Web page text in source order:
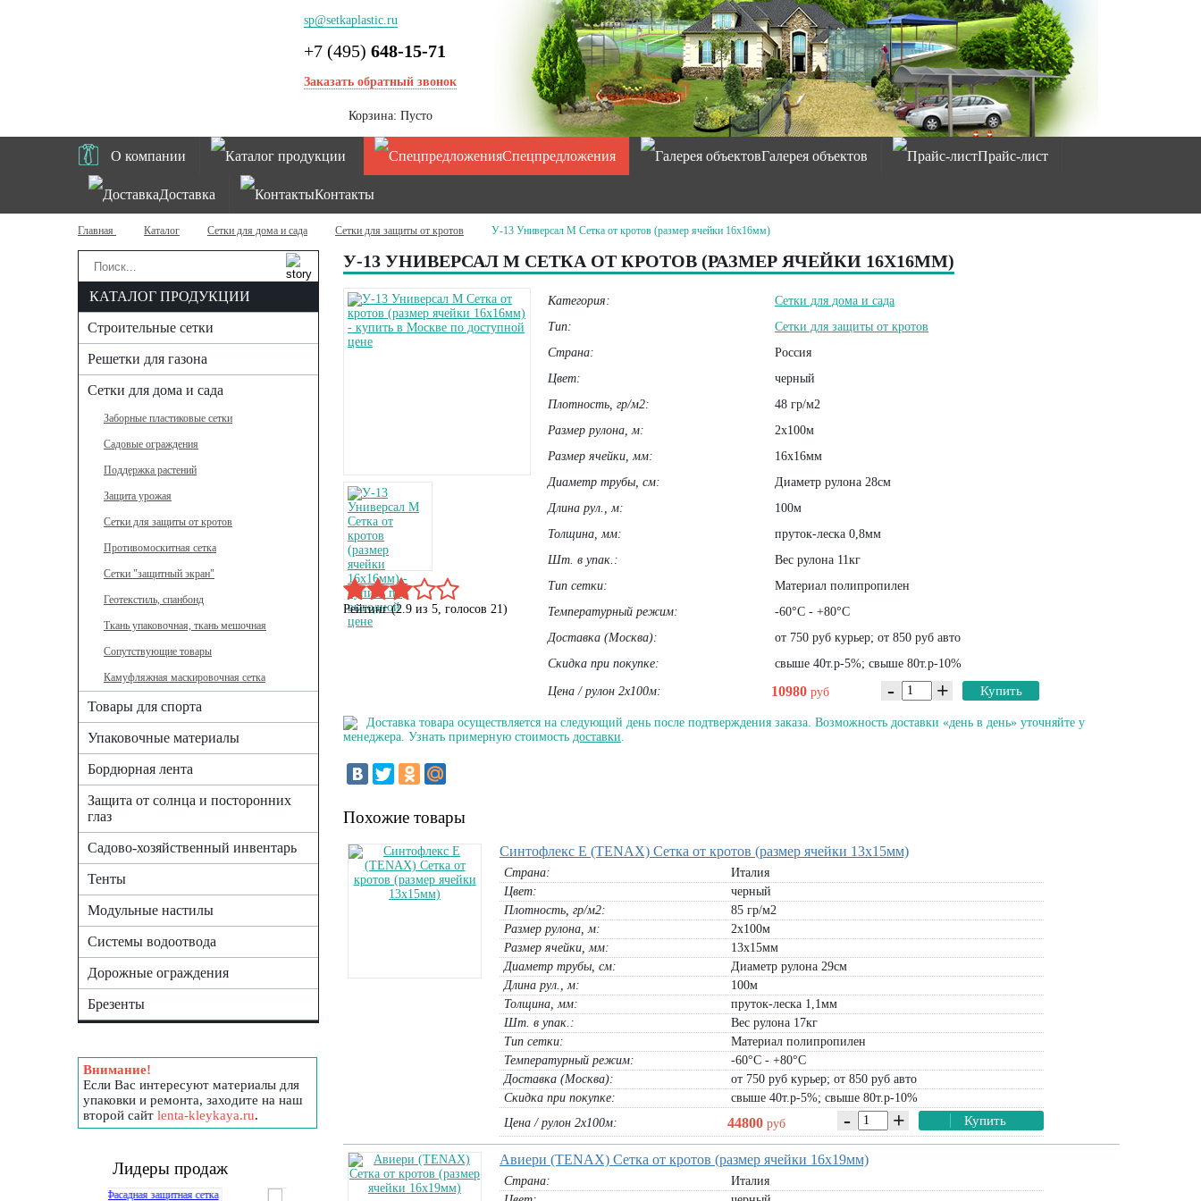
sp@setkaplastic.ru
+7 (495) 648-15-71
Заказать обратный звонок
Корзина: Пусто
О компании Каталог продукции Спецпредложения Галерея объектов Прайс-лист
Доставка Контакты
Главная Каталог Сетки для дома и сада Сетки для защиты от кротов У-13 Универсал М Сетка от кротов (размер ячейки 16х16мм)
У-13 УНИВЕРСАЛ М СЕТКА ОТ КРОТОВ (РАЗМЕР ЯЧЕЙКИ 16Х16ММ)
КАТАЛОГ ПРОДУКЦИИ
Строительные сетки
Решетки для газона
Сетки для дома и сада
Заборные пластиковые сетки
Садовые ограждения
Поддержка растений
Защита урожая
Сетки для защиты от кротов
Противомоскитная сетка
Сетки "защитный экран"
Геотекстиль, спанбонд
Ткань упаковочная, ткань мешочная
Сопутствующие товары
Камуфляжная маскировочная сетка
Товары для спорта
Упаковочные материалы
Бордюрная лента
Защита от солнца и посторонних
глаз
Садово-хозяйственный инвентарь
Тенты
Модульные настилы
Системы водоотвода
Дорожные ограждения
Брезенты
Внимание!
Если Вас интересуют материалы для
упаковки и ремонта, заходите на наш
второй сайт lenta-kleykaya.ru.
Лидеры продаж
А-40
Рейтинг (2.9 из 5, голосов 21)
Категория:
Сетки для дома и сада
Тип:
Сетки для защиты от кротов
Страна:
Россия
Цвет:
черный
Плотность, гр/м2:
48 гр/м2
Размер рулона, м:
2х100м
Размер ячейки, мм:
16х16мм
Диаметр трубы, cм:
Диаметр рулона 28см
Длина рул., м:
100м
Толщина, мм:
пруток-леска 0,8мм
Шт. в упак.:
Вес рулона 11кг
Тип сетки:
Материал полипропилен
Температурный режим:
-60°С - +80°С
Доставка (Москва):
от 750 руб курьер; от 850 руб авто
Скидка при покупке:
свыше 40т.р-5%; свыше 80т.р-10%
Цена / рулон 2х100м: 10980 руб - + Купить
Доставка товара осуществляется на следующий день после подтверждения заказа. Возможность доставки «день в день» уточняйте у
менеджера. Узнать примерную стоимость доставки.
Похожие товары
Cинтофлекс Е (TENAX) Сетка от кротов (размер ячейки 13х15мм)
Страна:
Италия
Цвет:
черный
Плотность, гр/м2:
85 гр/м2
Размер рулона, м:
2х100м
Размер ячейки, мм:
13х15мм
Диаметр трубы, cм:
Диаметр рулона 29см
Длина рул., м:
100м
Толщина, мм:
пруток-леска 1,1мм
Шт. в упак.:
Вес рулона 17кг
Тип сетки:
Материал полипропилен
Температурный режим:
-60°С - +80°С
Доставка (Москва):
от 750 руб курьер; от 850 руб авто
Скидка при покупке:
свыше 40т.р-5%; свыше 80т.р-10%
Цена / рулон 2х100м:
44800 руб - + Купить
Авиери (TENAX) Сетка от кротов (размер ячейки 16х19мм)
Страна:
Италия